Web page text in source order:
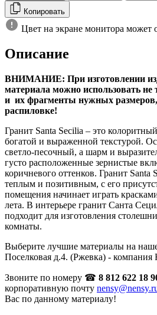
Копировать
Цвет на экране монитора может
Описание
ВНИМАНИЕ: При изготовлении
материала можно использовать
и их фрагменты нужных
распиловке!
Гранит Santa Secilia – это
богатой и выраженной текстурой.
светло-песочный, а шарм и
густо расположенные зернистые
коричневого оттенков. Гранит Santa
теплым и позитивным, с его
помещения начинает играть
лета. В интерьере гранит Санта
подходит для изготовления
комнаты.
Выберите лучшие материалы на
Поселковая д.4. (Ржевка) -
Звоните по номеру ☎ 8 812 622 18
корпоративную почту
Вас по данному материалу!